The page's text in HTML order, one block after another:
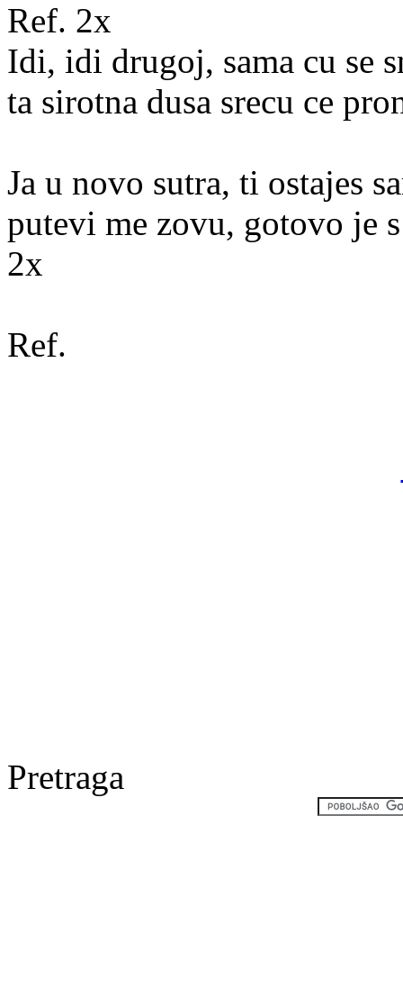
Ref. 2x
Idi, idi drugoj, sama cu se
ta sirotna dusa srecu ce
Ja u novo sutra, ti ostajes
putevi me zovu, gotovo je
2x
Ref.
Pretraga